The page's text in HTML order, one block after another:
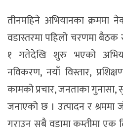
तीनमहिने अभियानका क्रममा
वडास्तरमा पहिलो चरणमा
१ गतेदेखि शुरु भएको
नविकरण, नयाँ विस्तार,
कामको प्रचार, जनताका
जनाएको छ । उत्पादन र श्रममा
गराउन सबै वडामा कम्तीमा एक